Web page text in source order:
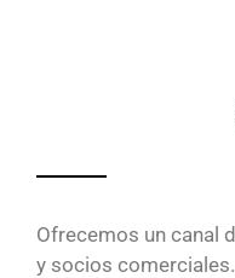
Ofrecemos un canal
y socios comerciales.